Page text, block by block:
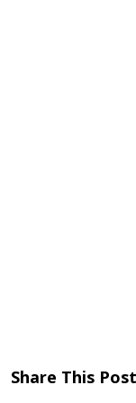
Share This